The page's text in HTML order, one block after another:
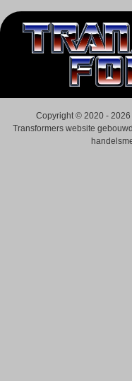
Copyright © 2020 -
Transformers website